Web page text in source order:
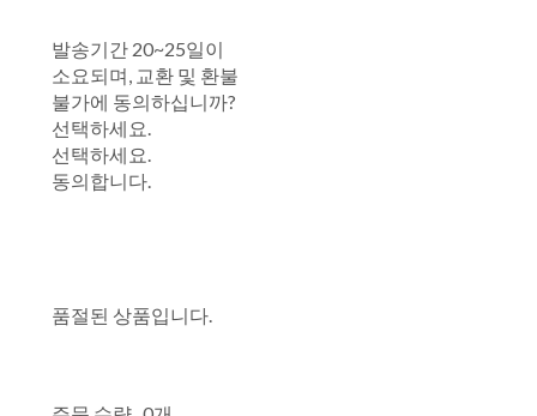
발송기간 20~25일이
소요되며, 교환 및 환불
불가에 동의하십니까?
선택하세요.
선택하세요.
동의합니다.
품절된 상품입니다.